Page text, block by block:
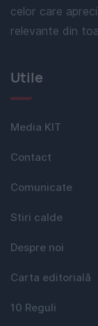
celor care
relevante din
Utile
Media KIT
Contact
Comunicate
Stiri calde
Despre noi
Carta editorială
10 Reguli